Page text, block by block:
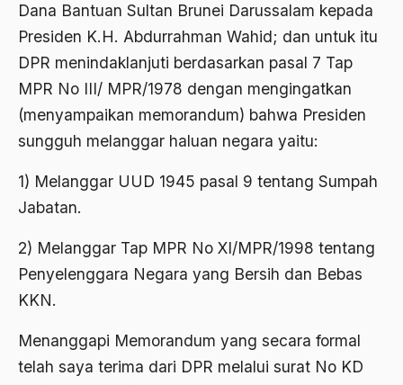
Dana Bantuan Sultan Brunei Darussalam kepada
Presiden K.H. Abdurrahman Wahid; dan untuk itu
DPR menindaklanjuti berdasarkan pasal 7 Tap
MPR No III/ MPR/1978 dengan mengingatkan
(menyampaikan memorandum) bahwa Presiden
sungguh melanggar haluan negara yaitu:
1) Melanggar UUD 1945 pasal 9 tentang Sumpah
Jabatan.
2) Melanggar Tap MPR No XI/MPR/1998 tentang
Penyelenggara Negara yang Bersih dan Bebas
KKN.
Menanggapi Memorandum yang secara formal
telah saya terima dari DPR melalui surat No KD
Ajaran AGama
Ajaran Agama Islam
Ajaran Islam
ajaran kemasyarakatan
Akademi Betawi
Akbar tanjung
akhlak
Akidah